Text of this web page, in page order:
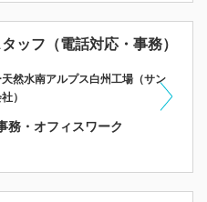
ッフ（電話対応・事務）
然水南アルプス白州工場（サン
）
務・オフィスワーク